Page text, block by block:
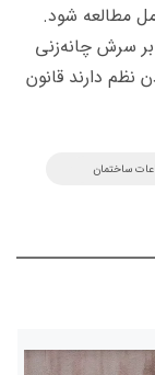
مطالعه شود.
سرش چانه‌زنی
نظم دارند قانون
ساختمان